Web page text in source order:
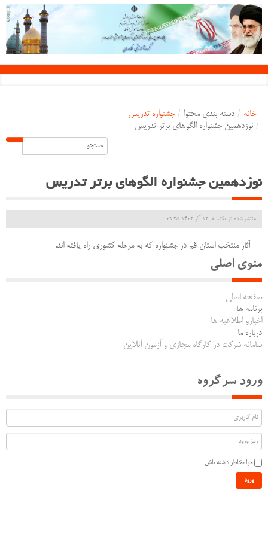
خانه / دسته بندی محتوا / جشنواره تدریس
/ نوزدهمین جشنواره الگوهای برتر تدریس
نوزدهمین جشنواره الگوهای برتر تدریس
منتشر شده در یکشنبه, 12 آذر 1402 09:35
آثار منتخب استان قم در جشنواره که به مرحله کشوری راه یافته اند.
منوی اصلی
صفحه اصلی
برنامه ها
اخبارو اطلاعیه ها
درباره ما
سامانه شرکت در کارگاه مجازی و آزمون آنلاین
ورود سرگروه
مرا بخاطر داشته باش
ورود